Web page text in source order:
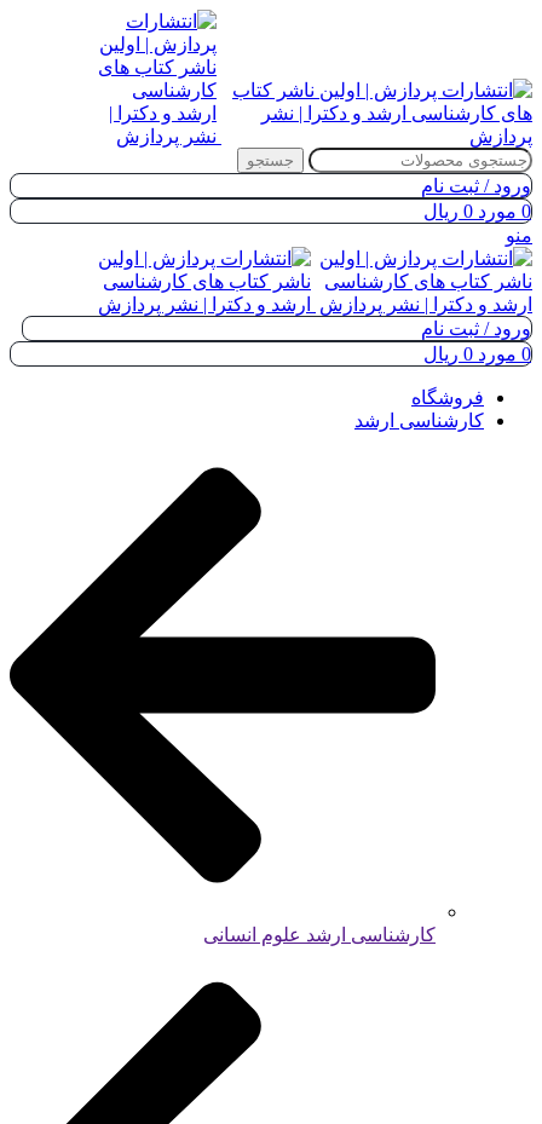
جستجو
ورود / ثبت نام
0 مورد 0 ریال
منو
ورود / ثبت نام
0 مورد 0 ریال
فروشگاه
کارشناسی ارشد
کارشناسی ارشد علوم انسانی